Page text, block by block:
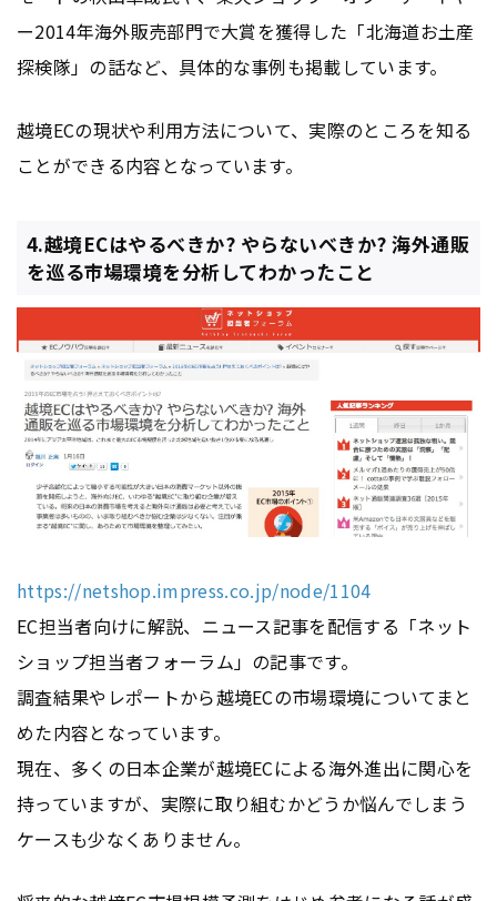
ー2014年海外販売部門で大賞を獲得した「北海道お土産
探検隊」の話など、具体的な事例も掲載しています。
越境ECの現状や利用方法について、実際のところを知る
ことができる内容となっています。
4.越境ECはやるべきか? やらないべきか? 海外通販
を巡る市場環境を分析してわかったこと
https://netshop.impress.co.jp/node/1104
EC担当者向けに解説、ニュース記事を配信する「ネット
ショップ担当者フォーラム」の記事です。
調査結果やレポートから越境ECの市場環境についてまと
めた内容となっています。
現在、多くの日本企業が越境ECによる海外進出に関心を
持っていますが、実際に取り組むかどうか悩んでしまう
ケースも少なくありません。